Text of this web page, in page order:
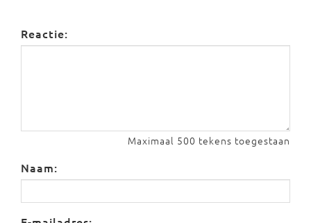
Reactie:
Maximaal 500 tekens toegestaan
Naam: